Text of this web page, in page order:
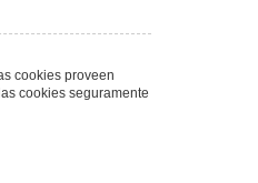
cookies proveen
cookies seguramente